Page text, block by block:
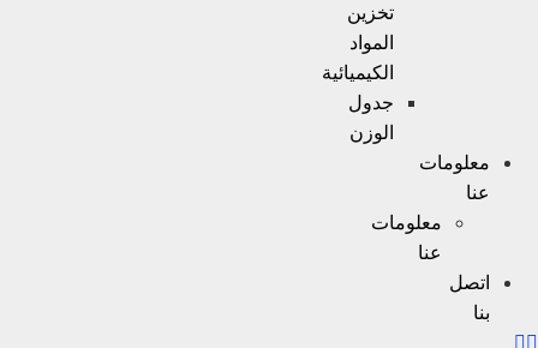
تخزين
المواد
الكيميائية
جدول
الوزن
معلومات
عنا
معلومات
عنا
اتصل
بنا